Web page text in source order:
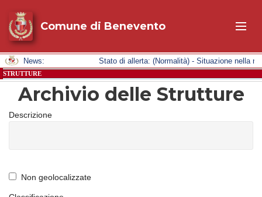
Comune di Benevento
News: Stato di allerta: (Normalità) - Situazione
STRUTTURE